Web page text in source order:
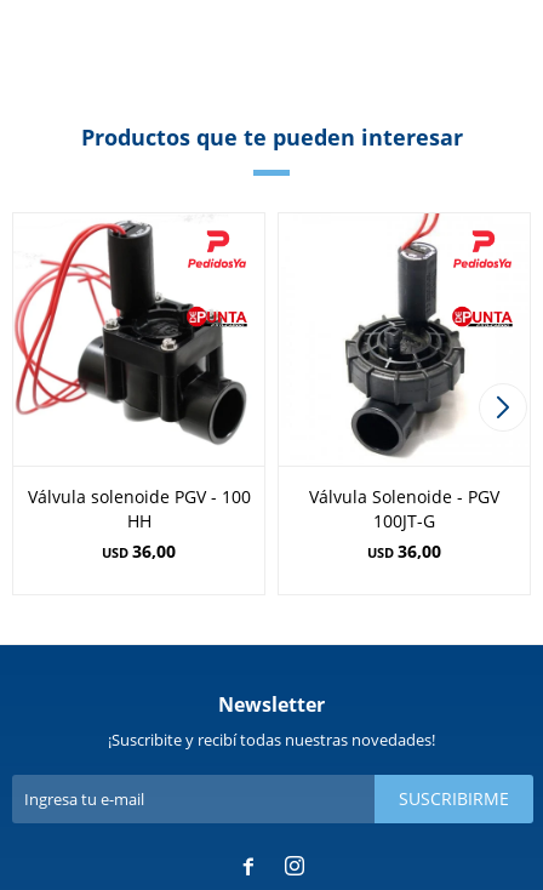
Productos que te pueden interesar
Válvula solenoide PGV - 100
HH
USD 36,00
Válvula Solenoide - PGV
100JT-G
USD 36,00
Newsletter
¡Suscribite y recibí todas nuestras novedades!
SUSCRIBIRME
 